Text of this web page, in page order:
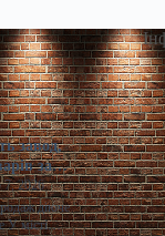
завод,
за
2026
діюче
У місті